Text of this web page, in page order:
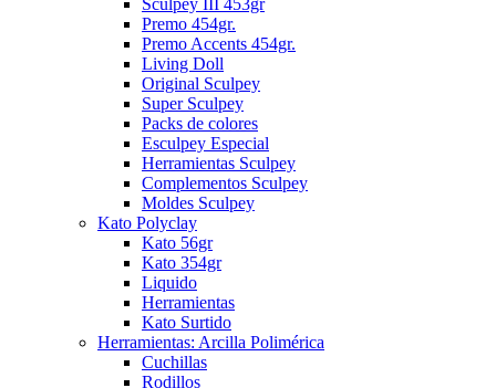
Premo 454gr.
Premo Accents 454gr.
Living Doll
Original Sculpey
Super Sculpey
Packs de colores
Esculpey Especial
Herramientas Sculpey
Complementos Sculpey
Moldes Sculpey
Kato Polyclay
Kato 56gr
Kato 354gr
Liquido
Herramientas
Kato Surtido
Herramientas: Arcilla Polimérica
Cuchillas
Rodillos